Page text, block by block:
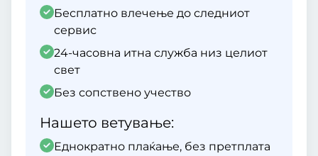
Бесплатно влечење до следниот
сервис
24-часовна итна служба низ целиот
свет
Без сопствено учество
Нашето ветување:
Еднократно плаќање, без претплата